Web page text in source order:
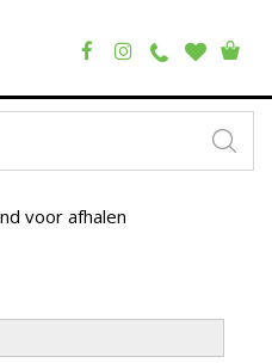
voor afhalen